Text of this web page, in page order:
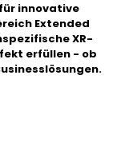
innovative
Extended
XR-
erfüllen - ob